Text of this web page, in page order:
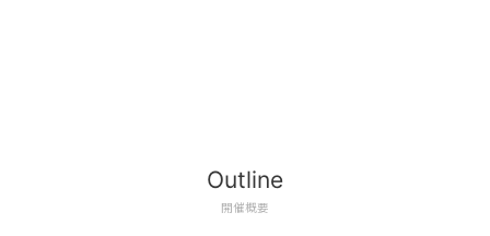
Outline
開催概要